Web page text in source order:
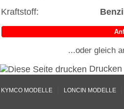
Kraftstoff:
...oder gleich
Drucken
KYMCO MODELLE LONCIN MODELLE